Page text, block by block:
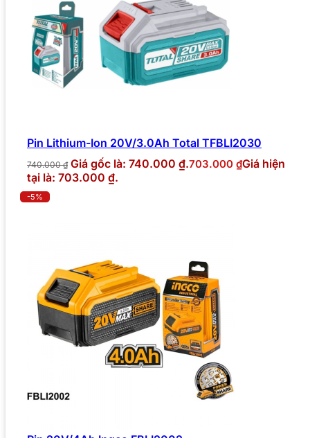
Pin Lithium-Ion 20V/3.0Ah Total TFBLI2030
740.000₫ Giá gốc là: 740.000 ₫.703.000 ₫Giá hiện
tại là: 703.000 ₫.
-5%